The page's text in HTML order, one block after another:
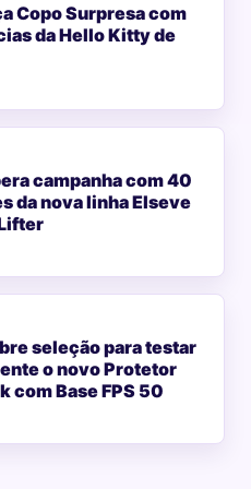
Copo Surpresa com
da Hello Kitty de
campanha com 40
da nova linha Elseve
seleção para testar
o novo Protetor
com Base FPS 50